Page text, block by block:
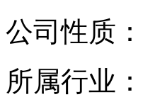
公司性质
所属行业